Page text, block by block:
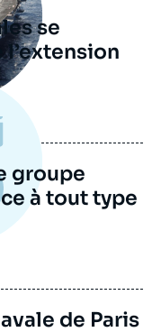
se
groupe
à tout type
de Paris